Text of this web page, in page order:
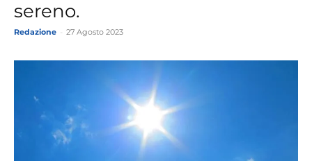
sereno.
Redazione 27 Agosto 2023